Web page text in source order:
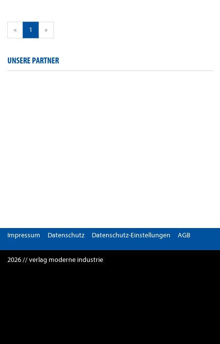
« 1 »
UNSERE PARTNER
Impressum Datenschutz Datenschutz-Einstellungen AGB
2026 // verlag moderne industrie